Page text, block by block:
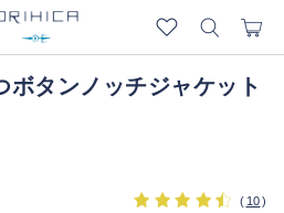
タンノッチジャケット
( 10)